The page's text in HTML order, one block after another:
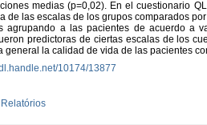
medias (p=0,02). En el cuestionario
de las escalas de los grupos comparados
agrupando a las pacientes de acuerdo a
predictoras de ciertas escalas de los
general la calidad de vida de las pacientes
10174/13877